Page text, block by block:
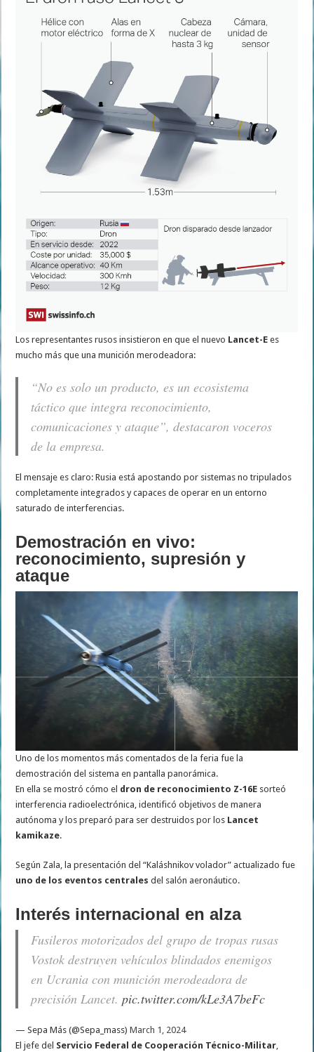
Los representantes rusos insistieron en que el nuevo Lancet-E es
mucho más que una munición merodeadora:
“No es solo un producto, es un ecosistema
táctico que integra reconocimiento,
comunicaciones y ataque”, destacaron voceros
de la empresa.
El mensaje es claro: Rusia está apostando por sistemas no tripulados
completamente integrados y capaces de operar en un entorno
saturado de interferencias.
Demostración en vivo:
reconocimiento, supresión y
ataque
Uno de los momentos más comentados de la feria fue la
demostración del sistema en pantalla panorámica.
En ella se mostró cómo el dron de reconocimiento Z-16E sorteó
interferencia radioelectrónica, identificó objetivos de manera
autónoma y los preparó para ser destruidos por los Lancet
kamikaze.
Según Zala, la presentación del “Kaláshnikov volador” actualizado fue
uno de los eventos centrales del salón aeronáutico.
Interés internacional en alza
Fusileros motorizados del grupo de tropas rusas
Vostok destruyen vehículos blindados enemigos
en Ucrania con munición merodeadora de
precisión Lancet.pic.twitter.com/kLe3A7beFc
— Sepa Más (@Sepa_mass)March 1, 2024
El jefe del Servicio Federal de Cooperación Técnico-Militar,